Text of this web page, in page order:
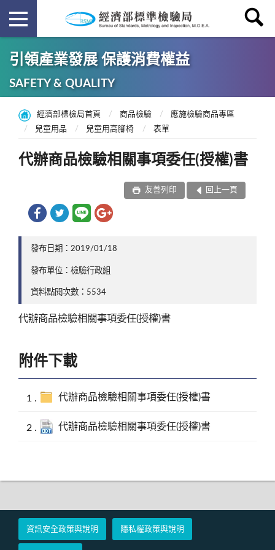
引領產業發展 保護消費權益
SAFETY & QUALITY
經濟部標檢局首頁 商品檢驗
應施檢驗商品專區
兒童用品
兒童用高腳椅 表單
代辦商品檢驗相關事項委任(授權)書
回上一頁
友善列印
發布日期：2019/01/18
發布單位：檢驗行政組
資料點閱次數：5534
代辦商品檢驗相關事項委任(授權)書
附件下載
代辦商品檢驗相關事項委任(授權)書
代辦商品檢驗相關事項委任(授權)書
資訊安全政策與說明 隱私權政策與說明